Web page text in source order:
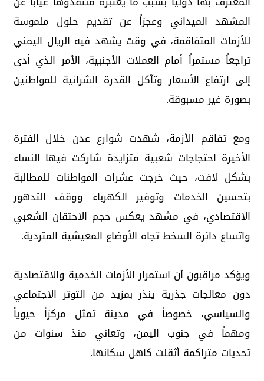
المشهد الميداني وعجزاً عن تقديم حلول ملموسة
للأزمات المتفاقمة، في وقت يشهد فيه الريال اليمني
تراجعاً مستمراً أمام العملات الأجنبية، الأمر الذي أدى
إلى ارتفاع الأسعار وتآكل القدرة الشرائية للمواطنين
بصورة غير مسبوقة.
ومع تفاقم الأزمة، شهدت شوارع عدن خلال الفترة
الأخيرة احتجاجات شعبية متزايدة شاركت فيها النساء
بشكل لافت، حيث خرجت عشرات المواطنات للمطالبة
بتحسين الخدمات وتوفير الكهرباء ووقف التدهور
الاقتصادي، في مشهد يعكس حجم الاحتقان الشعبي
واتساع دائرة السخط تجاه الأوضاع المعيشية المتردية.
ويؤكد مراقبون أن استمرار الأزمات الخدمية والاقتصادية
دون معالجات جذرية ينذر بمزيد من التوتر الاجتماعي
والسياسي، خصوصاً في مدينة تمثل مركزاً حيوياً
ومهماً في جنوب اليمن، وتعاني منذ سنوات من
تحديات متراكمة أثقلت كاهل سكانها.